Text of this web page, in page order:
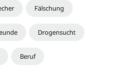
Fälschung
Drogensucht
Beruf